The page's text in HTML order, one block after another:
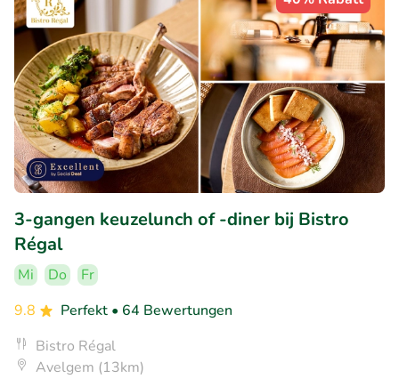
3-gangen keuzelunch of -diner bij Bistro
Régal
Mi Do
Fr
9.8
Perfekt • 64 Bewertungen
Bistro Régal
Avelgem (13km)